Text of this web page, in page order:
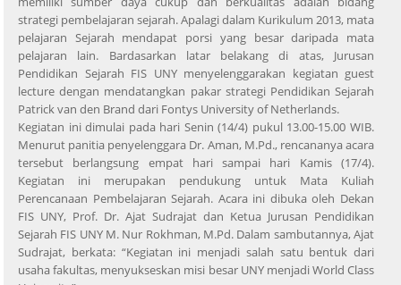
strategi pembelajaran sejarah. Apalagi dalam Kurikulum 2013, mata
pelajaran Sejarah mendapat porsi yang besar daripada mata
pelajaran lain. Bardasarkan latar belakang di atas, Jurusan
Pendidikan Sejarah FIS UNY menyelenggarakan kegiatan guest
lecture dengan mendatangkan pakar strategi Pendidikan Sejarah
Patrick van den Brand dari Fontys University of Netherlands.
Kegiatan ini dimulai pada hari Senin (14/4) pukul 13.00-15.00 WIB.
Menurut panitia penyelenggara Dr. Aman, M.Pd., rencananya acara
tersebut berlangsung empat hari sampai hari Kamis (17/4).
Kegiatan ini merupakan pendukung untuk Mata Kuliah
Perencanaan Pembelajaran Sejarah. Acara ini dibuka oleh Dekan
FIS UNY, Prof. Dr. Ajat Sudrajat dan Ketua Jurusan Pendidikan
Sejarah FIS UNY M. Nur Rokhman, M.Pd. Dalam sambutannya, Ajat
Sudrajat, berkata: “Kegiatan ini menjadi salah satu bentuk dari
usaha fakultas, menyukseskan misi besar UNY menjadi World Class